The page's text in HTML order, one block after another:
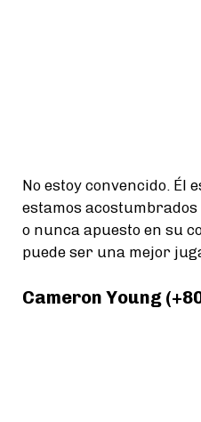
No estoy convencido. Él
estamos
o nunca apuesto en su
puede ser una mejor
Cameron Young